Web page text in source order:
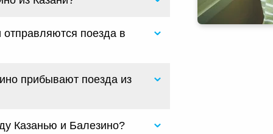
отправляются поезда в
прибывают поезда из
Казанью и Балезино?